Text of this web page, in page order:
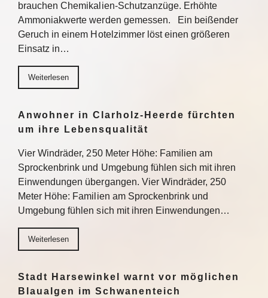
brauchen Chemikalien-Schutzanzüge. Erhöhte
Ammoniakwerte werden gemessen. Ein beißender
Geruch in einem Hotelzimmer löst einen größeren
Einsatz in…
Weiterlesen
Anwohner in Clarholz-Heerde fürchten
um ihre Lebensqualität
Vier Windräder, 250 Meter Höhe: Familien am
Sprockenbrink und Umgebung fühlen sich mit ihren
Einwendungen übergangen. Vier Windräder, 250
Meter Höhe: Familien am Sprockenbrink und
Umgebung fühlen sich mit ihren Einwendungen…
Weiterlesen
Stadt Harsewinkel warnt vor möglichen
Blaualgen im Schwanenteich